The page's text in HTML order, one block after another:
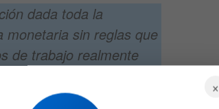
dada toda la
monetaria sin reglas que
de trabajo realmente
clase de activos,
×